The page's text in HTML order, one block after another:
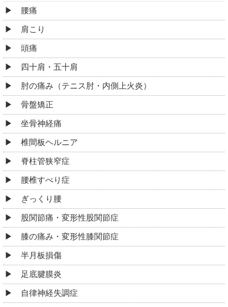
腰痛
肩こり
頭痛
四十肩・五十肩
肘の痛み（テニス肘・内側上火炎）
骨盤矯正
坐骨神経痛
椎間板ヘルニア
脊柱管狭窄症
腰椎すべり症
ぎっくり腰
股関節痛・変形性股関節症
膝の痛み・変形性膝関節症
半月板損傷
足底腱膜炎
自律神経失調症